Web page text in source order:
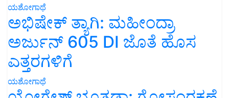
ಯಶೋಗಾಥೆ
ಅಭಿಷೇಕ್ ತ್ಯಾಗಿ: ಮಹೀಂದ್ರಾ
ಅರ್ಜುನ್ 605 DI ಜೊತೆ ಹೊಸ
ಎತ್ತರಗಳಿಗೆ
ಯಶೋಗಾಥೆ